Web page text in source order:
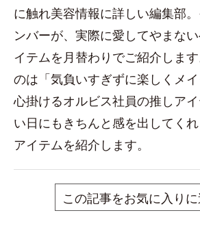
に触れ美容情報に詳しい編集部
ンバーが、実際に愛してやまな
イテムを月替わりでご紹介しま
のは「気負いすぎずに楽しくメ
心掛けるオルビス社員の推しア
い日にもきちんと感を出してく
アイテムを紹介します。
この記事をお気に入り